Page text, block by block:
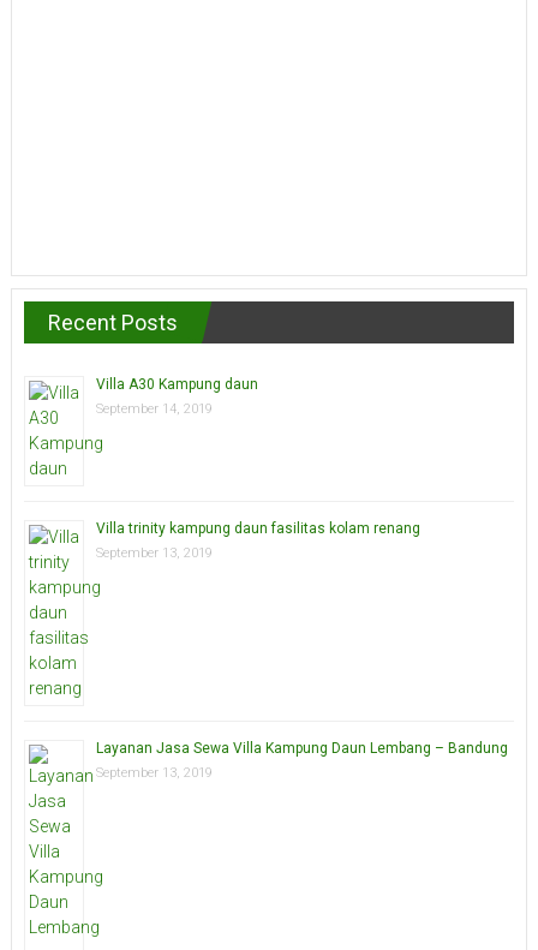
Recent Posts
Villa A30 Kampung daun
September 14, 2019
Villa trinity kampung daun fasilitas kolam renang
September 13, 2019
Layanan Jasa Sewa Villa Kampung Daun Lembang – Bandung
September 13, 2019